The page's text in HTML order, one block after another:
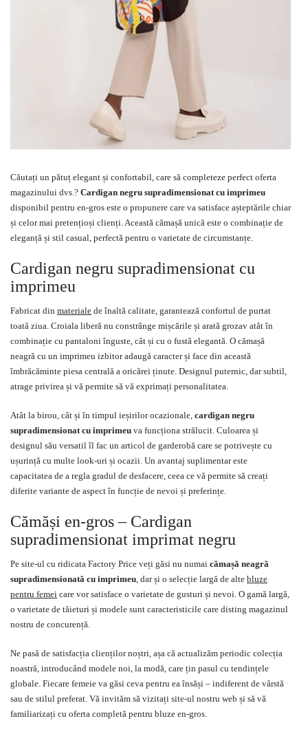
Căutați un pătuț elegant și confortabil, care să completeze perfect oferta
magazinului dvs.? Cardigan negru supradimensionat cu imprimeu
disponibil pentru en-gros este o propunere care va satisface așteptările chiar
și celor mai pretențioși clienți. Această cămașă unică este o combinație de
eleganță și stil casual, perfectă pentru o varietate de circumstanțe.
Cardigan negru supradimensionat cu
imprimeu
Fabricat din materiale de înaltă calitate, garantează confortul de purtat
toată ziua. Croiala liberă nu constrânge mișcările și arată grozav atât în
combinație cu pantaloni înguste, cât și cu o fustă elegantă. O cămașă
neagră cu un imprimeu izbitor adaugă caracter și face din această
îmbrăcăminte piesa centrală a oricărei ținute. Designul puternic, dar subtil,
atrage privirea și vă permite să vă exprimați personalitatea.
Atât la birou, cât și în timpul ieșirilor ocazionale, cardigan negru
supradimensionat cu imprimeu va funcționa strălucit. Culoarea și
designul său versatil îl fac un articol de garderobă care se potrivește cu
ușurință cu multe look-uri și ocazii. Un avantaj suplimentar este
capacitatea de a regla gradul de desfacere, ceea ce vă permite să creați
diferite variante de aspect în funcție de nevoi și preferințe.
Cămăși en-gros – Cardigan
supradimensionat imprimat negru
Pe site-ul cu ridicata Factory Price veți găsi nu numai cămașă neagră
supradimensionată cu imprimeu, dar și o selecție largă de alte bluze
pentru femei care vor satisface o varietate de gusturi și nevoi. O gamă largă,
o varietate de tăieturi și modele sunt caracteristicile care disting magazinul
nostru de concurență.
Ne pasă de satisfacția clienților noștri, așa că actualizăm periodic colecția
noastră, introducând modele noi, la modă, care țin pasul cu tendințele
globale. Fiecare femeie va găsi ceva pentru ea însăși – indiferent de vârstă
sau de stilul preferat. Vă invităm să vizitați site-ul nostru web și să vă
familiarizați cu oferta completă pentru bluze en-gros.